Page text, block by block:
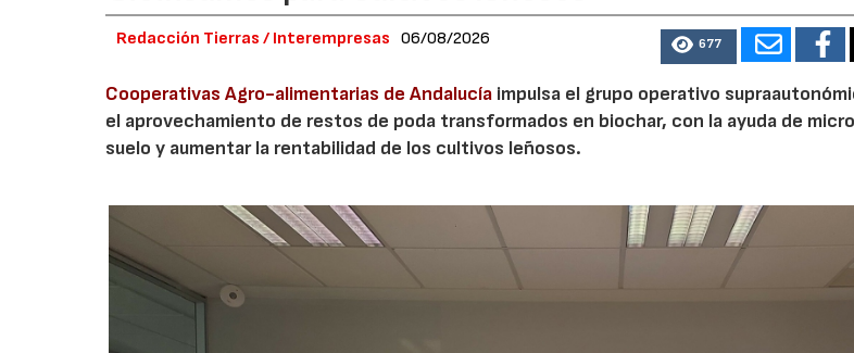
Redacción Tierras / Interempresas 06/08/2026 677
Cooperativas Agro-alimentarias de Andalucía impulsa el grupo operativo
el aprovechamiento de restos de poda transformados en biochar, con la ayuda de
suelo y aumentar la rentabilidad de los cultivos leñosos.